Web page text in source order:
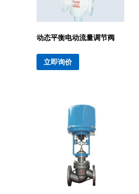
动态平衡电动流量调节阀
立即询价